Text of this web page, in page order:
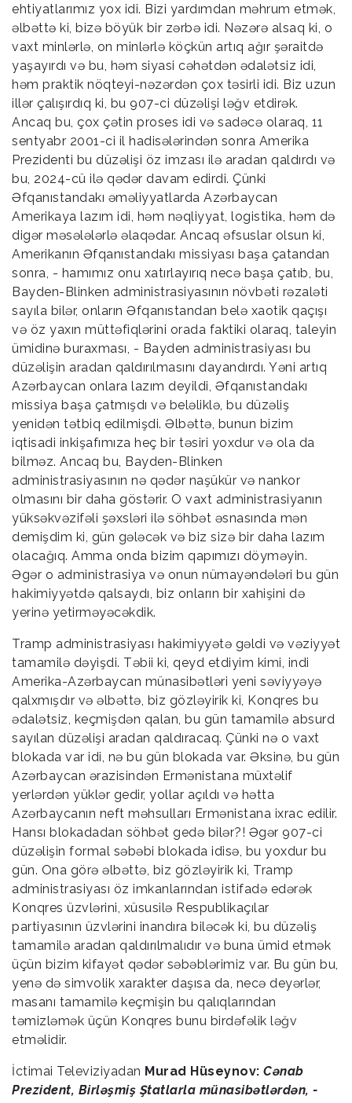
ehtiyatlarımız yox idi. Bizi yardımdan məhrum etmək,
əlbəttə ki, bizə böyük bir zərbə idi. Nəzərə alsaq ki, o
vaxt minlərlə, on minlərlə köçkün artıq ağır şəraitdə
yaşayırdı və bu, həm siyasi cəhətdən ədalətsiz idi,
həm praktik nöqteyi-nəzərdən çox təsirli idi. Biz uzun
illər çalışırdıq ki, bu 907-ci düzəlişi ləğv etdirək.
Ancaq bu, çox çətin proses idi və sadəcə olaraq, 11
sentyabr 2001-ci il hadisələrindən sonra Amerika
Prezidenti bu düzəlişi öz imzası ilə aradan qaldırdı və
bu, 2024-cü ilə qədər davam edirdi. Çünki
Əfqanıstandakı əməliyyatlarda Azərbaycan
Amerikaya lazım idi, həm nəqliyyat, logistika, həm də
digər məsələlərlə əlaqədar. Ancaq əfsuslar olsun ki,
Amerikanın Əfqanıstandakı missiyası başa çatandan
sonra, - hamımız onu xatırlayırıq necə başa çatıb, bu,
Bayden-Blinken administrasiyasının növbəti rəzaləti
sayıla bilər, onların Əfqanıstandan belə xaotik qaçışı
və öz yaxın müttəfiqlərini orada faktiki olaraq, taleyin
ümidinə buraxması, - Bayden administrasiyası bu
düzəlişin aradan qaldırılmasını dayandırdı. Yəni artıq
Azərbaycan onlara lazım deyildi, Əfqanıstandakı
missiya başa çatmışdı və beləliklə, bu düzəliş
yenidən tətbiq edilmişdi. Əlbəttə, bunun bizim
iqtisadi inkişafımıza heç bir təsiri yoxdur və ola da
bilməz. Ancaq bu, Bayden-Blinken
administrasiyasının nə qədər naşükür və nankor
olmasını bir daha göstərir. O vaxt administrasiyanın
yüksəkvəzifəli şəxsləri ilə söhbət əsnasında mən
demişdim ki, gün gələcək və biz sizə bir daha lazım
olacağıq. Amma onda bizim qapımızı döyməyin.
Əgər o administrasiya və onun nümayəndələri bu gün
hakimiyyətdə qalsaydı, biz onların bir xahişini də
yerinə yetirməyəcəkdik.
Tramp administrasiyası hakimiyyətə gəldi və vəziyyət
tamamilə dəyişdi. Təbii ki, qeyd etdiyim kimi, indi
Amerika-Azərbaycan münasibətləri yeni səviyyəyə
qalxmışdır və əlbəttə, biz gözləyirik ki, Konqres bu
ədalətsiz, keçmişdən qalan, bu gün tamamilə absurd
sayılan düzəlişi aradan qaldıracaq. Çünki nə o vaxt
blokada var idi, nə bu gün blokada var. Əksinə, bu gün
Azərbaycan ərazisindən Ermənistana müxtəlif
yerlərdən yüklər gedir, yollar açıldı və hətta
Azərbaycanın neft məhsulları Ermənistana ixrac edilir.
Hansı blokadadan söhbət gedə bilər?! Əgər 907-ci
düzəlişin formal səbəbi blokada idisə, bu yoxdur bu
gün. Ona görə əlbəttə, biz gözləyirik ki, Tramp
administrasiyası öz imkanlarından istifadə edərək
Konqres üzvlərini, xüsusilə Respublikaçılar
partiyasının üzvlərini inandıra biləcək ki, bu düzəliş
tamamilə aradan qaldırılmalıdır və buna ümid etmək
üçün bizim kifayət qədər səbəblərimiz var. Bu gün bu,
yenə də simvolik xarakter daşısa da, necə deyərlər,
masanı tamamilə keçmişin bu qalıqlarından
təmizləmək üçün Konqres bunu birdəfəlik ləğv
etməlidir.
İctimai Televiziyadan Murad Hüseynov: Cənab
Prezident, Birləşmiş Ştatlarla münasibətlərdən, -